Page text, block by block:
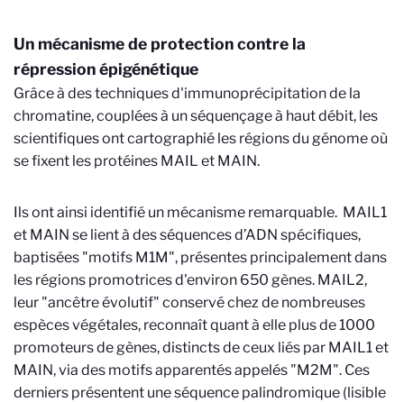
Un mécanisme de protection contre la
répression épigénétique
Grâce à des techniques d'immunoprécipitation de la
chromatine, couplées à un séquençage à haut débit, les
scientifiques ont cartographié les régions du génome où
se fixent les protéines MAIL et MAIN.
Ils ont ainsi identifié un mécanisme remarquable. MAIL1
et MAIN se lient à des séquences d’ADN spécifiques,
baptisées "motifs M1M", présentes principalement dans
les régions promotrices d'environ 650 gènes. MAIL2,
leur "ancêtre évolutif" conservé chez de nombreuses
espèces végétales, reconnaît quant à elle plus de 1000
promoteurs de gènes, distincts de ceux liés par MAIL1 et
MAIN, via des motifs apparentés appelés "M2M". Ces
derniers présentent une séquence palindromique (lisible